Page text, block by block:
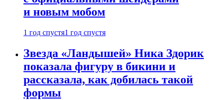
и новым мобом
1 год спустя1 год спустя
Звезда «Ландышей» Ника Здорик
показала фигуру в бикини и
рассказала, как добилась такой
формы